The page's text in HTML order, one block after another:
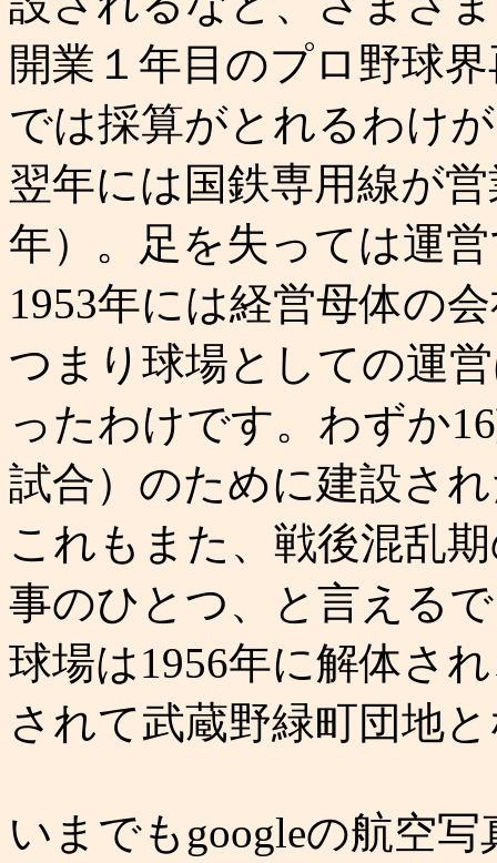
開業１年目のプロ野球
では採算がとれるわけ
翌年には国鉄専用線が
年）。足を失っては運
1953年には経営母体の
つまり球場としての運
ったわけです。わずか
試合）のために建設さ
これもまた、戦後混乱
事のひとつ、と言える
球場は1956年に解体さ
されて武蔵野緑町団地
いまでもgoogleの航空